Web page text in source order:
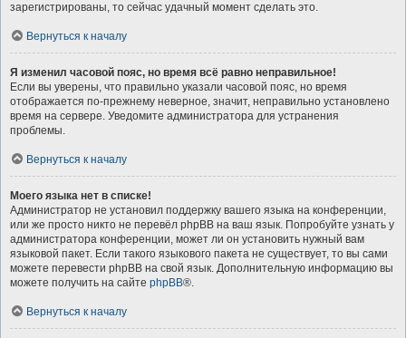
зарегистрированы, то сейчас удачный момент сделать это.
Вернуться к началу
Я изменил часовой пояс, но время всё равно неправильное!
Если вы уверены, что правильно указали часовой пояс, но время
отображается по-прежнему неверное, значит, неправильно установлено
время на сервере. Уведомите администратора для устранения
проблемы.
Вернуться к началу
Моего языка нет в списке!
Администратор не установил поддержку вашего языка на конференции,
или же просто никто не перевёл phpBB на ваш язык. Попробуйте узнать у
администратора конференции, может ли он установить нужный вам
языковой пакет. Если такого языкового пакета не существует, то вы сами
можете перевести phpBB на свой язык. Дополнительную информацию вы
можете получить на сайте phpBB®.
Вернуться к началу